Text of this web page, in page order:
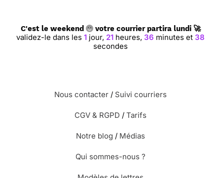
C'est le weekend votre courrier partira lundi 🚀
validez-le dans les1 jour, 21 heures,36 minutes et37
secondes
Nous contacter / Suivi courriers
CGV & RGPD / Tarifs
Notre blog / Médias
Qui sommes-nous ?